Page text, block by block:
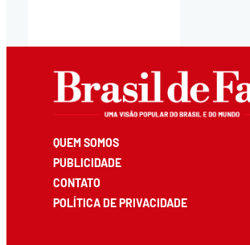
QUEM SOMOS
PUBLICIDADE
CONTATO
POLÍTICA DE PRIVACIDADE